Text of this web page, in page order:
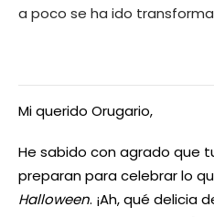
a poco se ha ido
Mi querido Orugario,
He sabido con agrado que
preparan para celebrar lo
Halloween. ¡Ah, qué delicia